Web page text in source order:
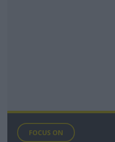
FOCUS ON